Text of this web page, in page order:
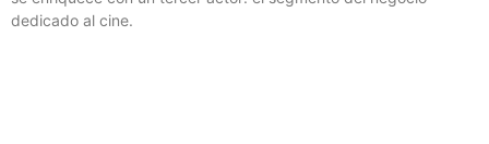
dedicado al cine.